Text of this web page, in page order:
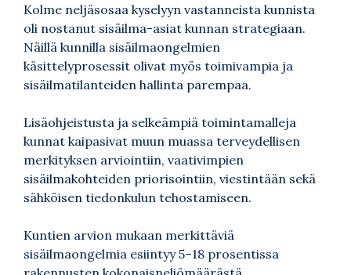
Kolme neljäsosaa kyselyyn vastanneista kunnista
oli nostanut sisäilma-asiat kunnan strategiaan.
Näillä kunnilla sisäilmaongelmien
käsittelyprosessit olivat myös toimivampia ja
sisäilmatilanteiden hallinta parempaa.
Lisäohjeistusta ja selkeämpiä toimintamalleja
kunnat kaipasivat muun muassa terveydellisen
merkityksen arviointiin, vaativimpien
sisäilmakohteiden priorisointiin, viestintään sekä
sähköisen tiedonkulun tehostamiseen.
Kuntien arvion mukaan merkittäviä
sisäilmaongelmia esiintyy 5–18 prosentissa